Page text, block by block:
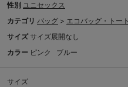
性別 ユニセックス
カテゴリ バッグ > エコバッグ・トー
サイズ サイズ展開なし
カラー ピンク ブルー
サイズ